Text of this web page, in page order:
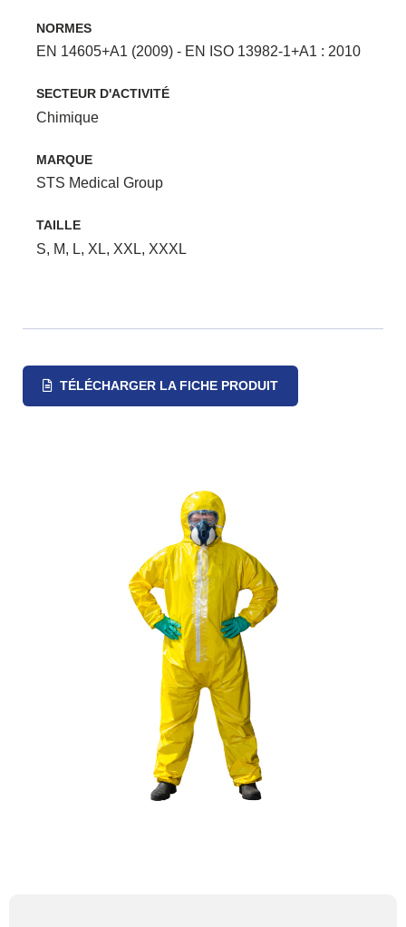
NORMES
EN 14605+A1 (2009) - EN ISO 13982-1+A1 : 2010
SECTEUR D'ACTIVITÉ
Chimique
MARQUE
STS Medical Group
TAILLE
S, M, L, XL, XXL, XXXL
TÉLÉCHARGER LA FICHE PRODUIT